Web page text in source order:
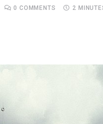
0 COMMENTS 2